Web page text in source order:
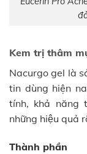
Kem trị thâm
Nacurgo gel là
tin dùng hiện
tính, khả năng
những hiệu quả
Thành phần